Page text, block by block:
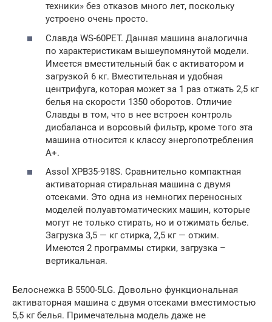
техники» без отказов много лет, поскольку
устроено очень просто.
Славда WS-60PET. Данная машина аналогична
по характеристикам вышеупомянутой модели.
Имеется вместительный бак с активатором и
загрузкой 6 кг. Вместительная и удобная
центрифуга, которая может за 1 раз отжать 2,5 кг
белья на скорости 1350 оборотов. Отличие
Славды в том, что в нее встроен контроль
дисбаланса и ворсовый фильтр, кроме того эта
машина относится к классу энергопотребления
А+.
Assol XPB35-918S. Сравнительно компактная
активаторная стиральная машина с двумя
отсеками. Это одна из немногих переносных
моделей полуавтоматических машин, которые
могут не только стирать, но и отжимать белье.
Загрузка 3,5 — кг стирка, 2,5 кг — отжим.
Имеются 2 программы стирки, загрузка –
вертикальная.
Белоснежка В 5500-5LG. Довольно функциональная
активаторная машина с двумя отсеками вместимостью
5,5 кг белья. Примечательна модель даже не